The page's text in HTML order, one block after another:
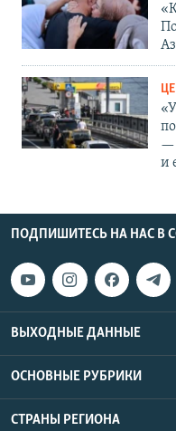
—
и
ПОДПИШИТЕСЬ НА НАС В
ВЫХОДНЫЕ ДАННЫЕ
ОСНОВНЫЕ РУБРИКИ
СТРАНЫ РЕГИОНА